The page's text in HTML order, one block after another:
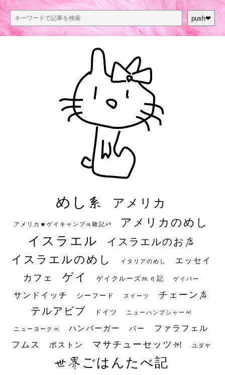
push❤︎
めし系 アメリカ
アメリカ★ゲイキャンプ体験記S3 アメリカのめし
イスラエル イスラエルのお店
イスラエルのめし イタリアのめし エッセイ
カフェ ゲイ ゲイクルーズ旅日記 ゲイバー
サンドイッチ シーフード スイーツ チェーン店
テルアビブ ドイツ ニューハンプシャー州
ニューヨーク州 ハンバーガー バー ファラフェル
フムス ボストン マサチューセッツ州 ユダヤ
世界ごはんたべ記